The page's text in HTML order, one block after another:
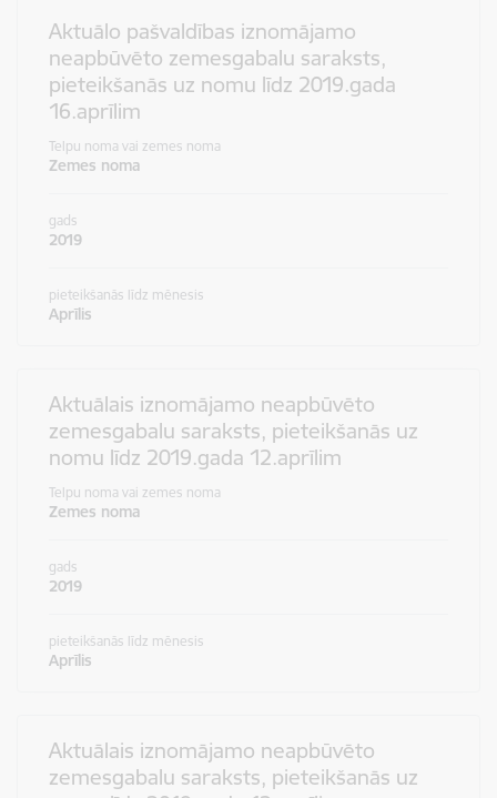
Aktuālo pašvaldības iznomājamo
neapbūvēto zemesgabalu saraksts,
pieteikšanās uz nomu līdz 2019.gada
16.aprīlim
Telpu noma vai zemes noma
Zemes noma
gads
2019
pieteikšanās līdz mēnesis
Aprīlis
Aktuālais iznomājamo neapbūvēto
zemesgabalu saraksts, pieteikšanās uz
nomu līdz 2019.gada 12.aprīlim
Telpu noma vai zemes noma
Zemes noma
gads
2019
pieteikšanās līdz mēnesis
Aprīlis
Aktuālais iznomājamo neapbūvēto
zemesgabalu saraksts, pieteikšanās uz